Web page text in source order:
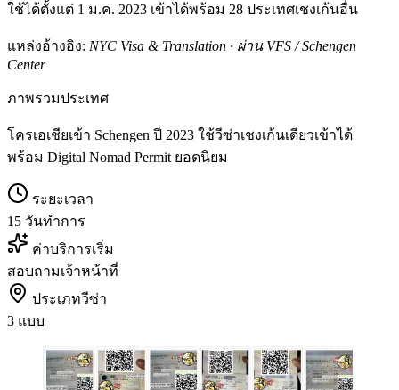
ใช้ได้ตั้งแต่ 1 ม.ค. 2023 เข้าได้พร้อม 28 ประเทศเชงเก้นอื่น
แหล่งอ้างอิง: NYC Visa & Translation · ผ่าน VFS / Schengen
Center
ภาพรวมประเทศ
โครเอเชียเข้า Schengen ปี 2023 ใช้วีซ่าเชงเก้นเดียวเข้าได้
พร้อม Digital Nomad Permit ยอดนิยม
ระยะเวลา
15 วันทำการ
ค่าบริการเริ่ม
สอบถามเจ้าหน้าที่
ประเภทวีซ่า
3 แบบ